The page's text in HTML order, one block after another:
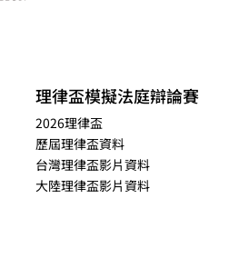
理律盃模擬法庭辯論賽
2026理律盃
歷屆理律盃資料
台灣理律盃影片資料
大陸理律盃影片資料